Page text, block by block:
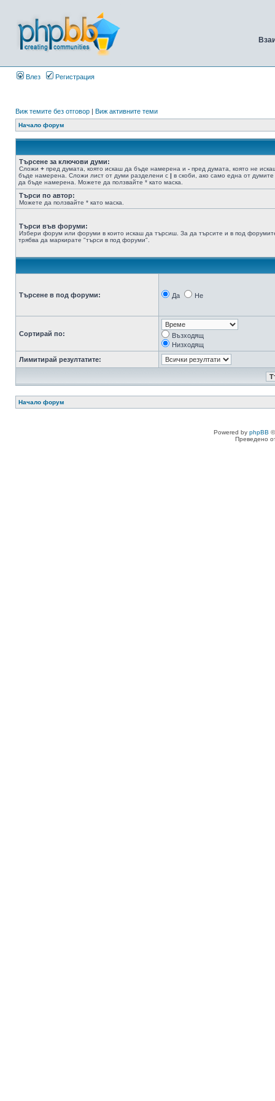
Влез Регистрация
Виж темите без отговор | Виж активните теми
Начало форум
Търсене за ключови думи:
Сложи + пред думата, която искаш да бъде намерена и - пред думата, която не
бъде намерена. Сложи лист от думи разделени с | в скоби, ако само една от думите
да бъде намерена. Можете да ползвайте * като маска.
Търси по автор:
Можете да ползвайте * като маска.
Търси във форуми:
Избери форум или форуми в които искаш да търсиш. За да търсите и в под
трябва да маркирате "търси в под форуми".
Търсене в под форуми: Да Не
Сортирай по:
Възходящ
Низходящ
Лимитирай резултатите:
Начало форум
Powered by phpBB
Преведено